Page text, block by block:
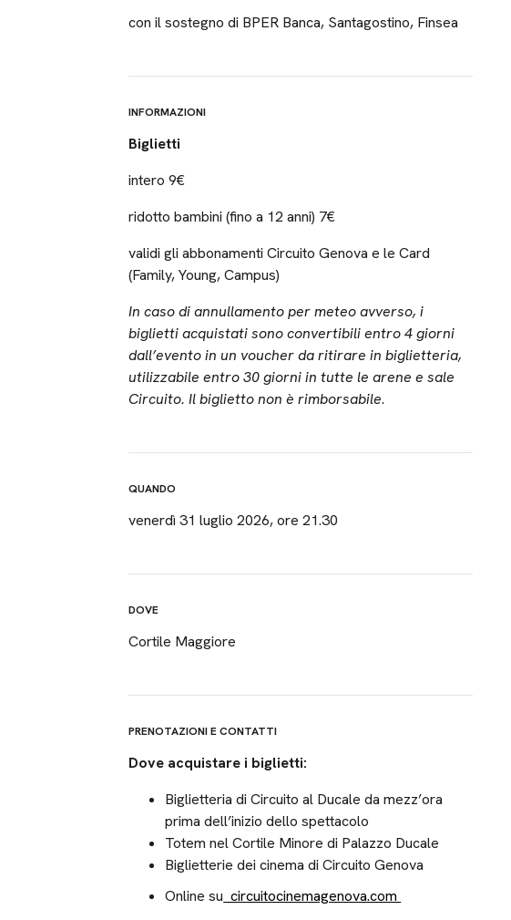
con il sostegno di BPER Banca, Santagostino, Finsea
INFORMAZIONI
Biglietti
intero 9€
ridotto bambini (fino a 12 anni) 7€
validi gli abbonamenti Circuito Genova e le Card
(Family, Young, Campus)
In caso di annullamento per meteo avverso, i
biglietti acquistati sono convertibili entro 4 giorni
dall’evento in un voucher da ritirare in biglietteria,
utilizzabile entro 30 giorni in tutte le arene e sale
Circuito. Il biglietto non è rimborsabile.
QUANDO
venerdì 31 luglio 2026, ore 21.30
DOVE
Cortile Maggiore
PRENOTAZIONI E CONTATTI
Dove acquistare i biglietti:
Biglietteria di Circuito al Ducale da mezz’ora
prima dell’inizio dello spettacolo
Totem nel Cortile Minore di Palazzo Ducale
Biglietterie dei cinema di Circuito Genova
Online su circuitocinemagenova.com